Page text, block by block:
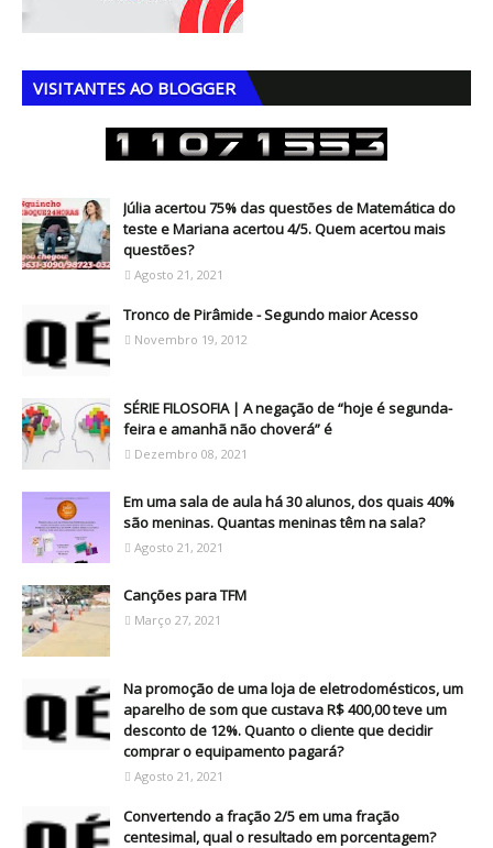
VISITANTES AO BLOGGER
Júlia acertou 75% das questões de Matemática do
teste e Mariana acertou 4/5. Quem acertou mais
questões?
Agosto 21, 2021
Tronco de Pirâmide - Segundo maior Acesso
Novembro 19, 2012
SÉRIE FILOSOFIA | A negação de “hoje é segunda-
feira e amanhã não choverá” é
Dezembro 08, 2021
Em uma sala de aula há 30 alunos, dos quais 40%
são meninas. Quantas meninas têm na sala?
Agosto 21, 2021
Canções para TFM
Março 27, 2021
Na promoção de uma loja de eletrodomésticos, um
aparelho de som que custava R$ 400,00 teve um
desconto de 12%. Quanto o cliente que decidir
comprar o equipamento pagará?
Agosto 21, 2021
Convertendo a fração 2/5 em uma fração
centesimal, qual o resultado em porcentagem?